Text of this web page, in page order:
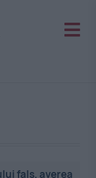
fals, averea